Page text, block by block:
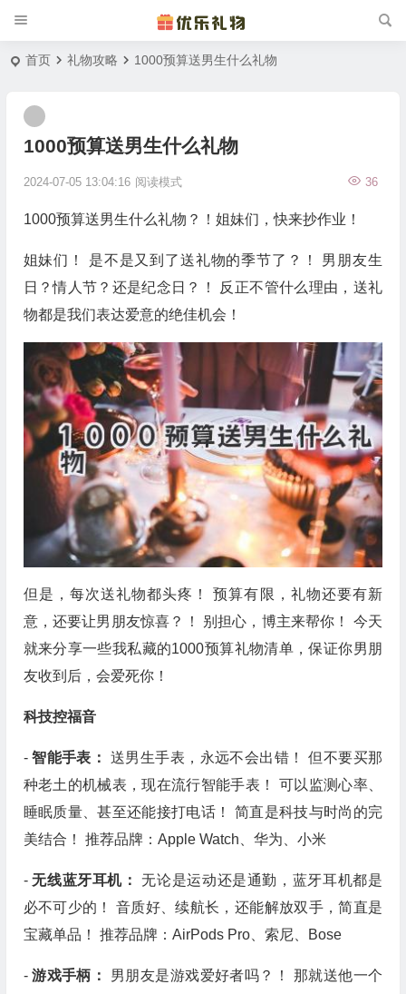
首页 礼物攻略 1000预算送男生什么礼物
1000预算送男生什么礼物
2024-07-05 13:04:16 36
阅读模式
1000预算送男生什么礼物？！姐妹们，快来抄作业！
姐妹们！ 是不是又到了送礼物的季节了？！ 男朋友生
日？情人节？还是纪念日？！ 反正不管什么理由，送礼
物都是我们表达爱意的绝佳机会！
但是，每次送礼物都头疼！ 预算有限，礼物还要有新
意，还要让男朋友惊喜？！ 别担心，博主来帮你！ 今天
就来分享一些我私藏的1000预算礼物清单，保证你男朋
友收到后，会爱死你！
科技控福音
-智能手表： 送男生手表，永远不会出错！ 但不要买那
种老土的机械表，现在流行智能手表！ 可以监测心率、
睡眠质量、甚至还能接打电话！ 简直是科技与时尚的完
美结合！ 推荐品牌：Apple Watch、华为、小米
-无线蓝牙耳机：无论是运动还是通勤，蓝牙耳机都是
必不可少的！ 音质好、续航长，还能解放双手，简直是
宝藏单品！ 推荐品牌：AirPods Pro、索尼、Bose
-游戏手柄： 男朋友是游戏爱好者吗？！ 那就送他一个